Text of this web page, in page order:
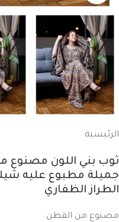
الرئيسية
ثوب بني اللون مصنوع
جميلة مطبوع عليه
الطراز الظفاري
مصنوع من القطن